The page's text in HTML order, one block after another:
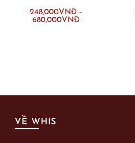
248,000VNĐ –
680,000VNĐ
VỀ WHIS